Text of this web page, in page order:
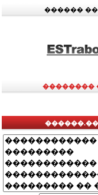
������
��������